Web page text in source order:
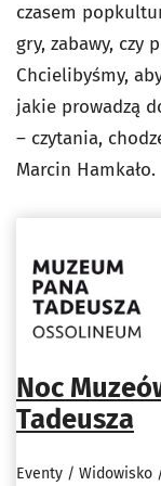
czasem
gry, zabawy, czy
Chcielibyśmy,
jakie prowadzą
– czytania,
Marcin Hamkało.
Noc
Tadeusza
Eventy / Widowisko